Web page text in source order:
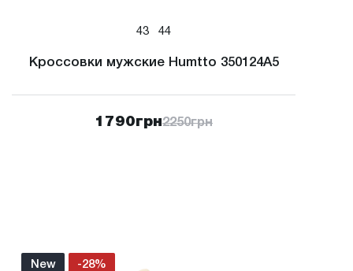
43 44
Кроссовки мужские Humtto 350124A5
1790грн2250грн
New -28%